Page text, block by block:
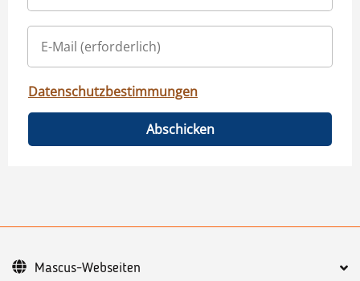
Datenschutzbestimmungen
Abschicken
Mascus-Webseiten